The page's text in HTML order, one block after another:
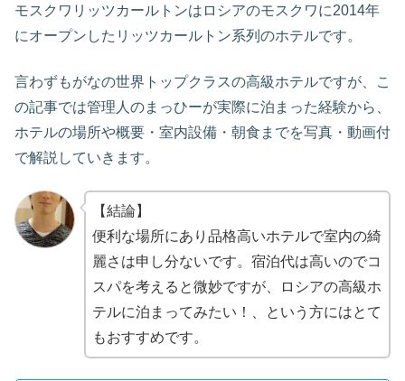
モスクワリッツカールトンはロシアのモスクワに2014年
にオープンしたリッツカールトン系列のホテルです。
言わずもがなの世界トップクラスの高級ホテルですが、こ
の記事では管理人のまっひーが実際に泊まった経験から、
ホテルの場所や概要・室内設備・朝食までを写真・動画付
で解説していきます。
【結論】
便利な場所にあり品格高いホテルで室内の綺
麗さは申し分ないです。宿泊代は高いのでコ
スパを考えると微妙ですが、ロシアの高級ホ
テルに泊まってみたい！、という方にはとて
もおすすめです。